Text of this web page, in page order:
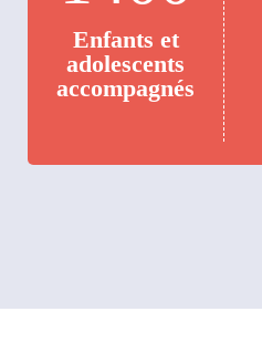
Enfants et
adolescents
accompagnés